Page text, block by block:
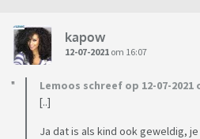
kapow
12-07-2021 om 16:07
Lemoos schreef op 12-07-2021
[..]
Ja dat is als kind ook geweldig,